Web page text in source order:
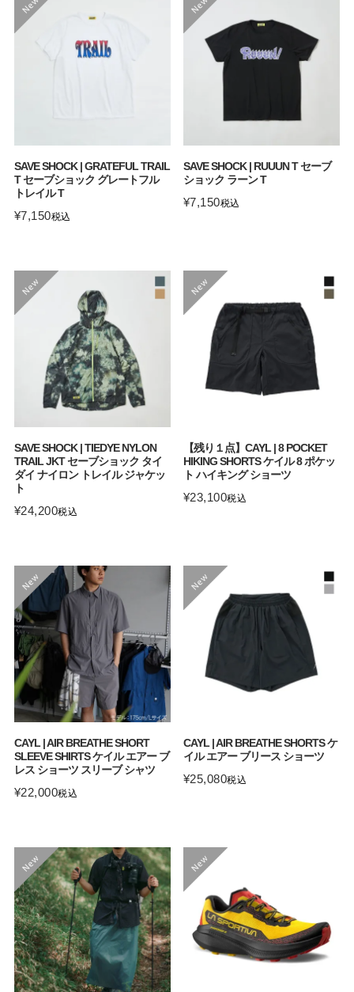
SAVE SHOCK | GRATEFUL TRAIL
T セーブショック グレートフル
トレイル T
¥7,150税込
SAVE SHOCK | RUUUN T セーブ
ショック ラーン T
¥7,150税込
SAVE SHOCK | TIEDYE NYLON
TRAIL JKT セーブショック タイ
ダイ ナイロン トレイル ジャケッ
ト
¥24,200税込
【残り１点】CAYL | 8 POCKET
HIKING SHORTS ケイル 8 ポケッ
ト ハイキング ショーツ
¥23,100税込
CAYL | AIR BREATHE SHORT
SLEEVE SHIRTS ケイル エアー ブ
レス ショーツ スリーブ シャツ
¥22,000税込
CAYL | AIR BREATHE SHORTS ケ
イル エアー ブリース ショーツ
¥25,080税込